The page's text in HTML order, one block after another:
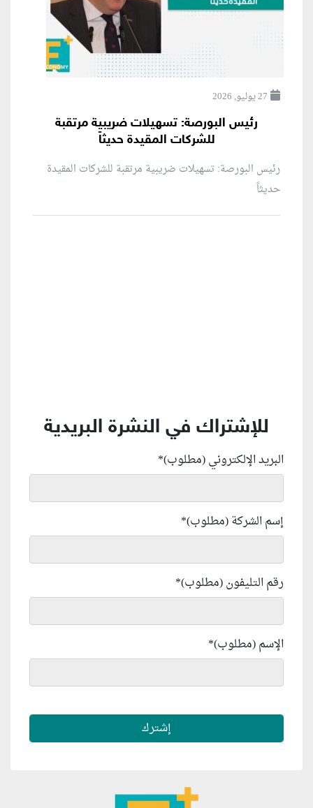
27 يوليو, 2026
رئيس البورصة: تسهيلات ضريبية مرتقبة
للشركات المقيدة حديثاً
رئيس البورصة: تسهيلات ضريبية مرتقبة للشركات المقيدة
حديثاً
للإشتراك في النشرة البريدية
البريد الإلكتروني (مطلوب)*
إسم الشركة (مطلوب)*
رقم التليفون (مطلوب)*
الإسم (مطلوب)*